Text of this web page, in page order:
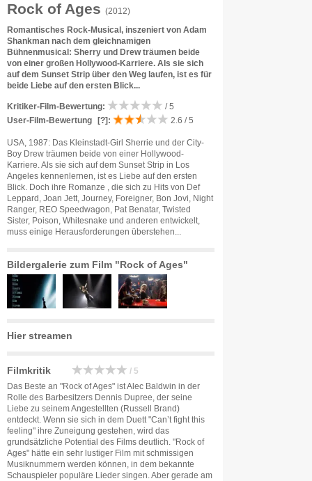
Rock of Ages (2012)
Romantisches Rock-Musical, inszeniert von Adam
Shankman nach dem gleichnamigen
Bühnenmusical: Sherry und Drew träumen beide
von einer großen Hollywood-Karriere. Als sie sich
auf dem Sunset Strip über den Weg laufen, ist es für
beide Liebe auf den ersten Blick...
Kritiker-Film-Bewertung:
/ 5
User-Film-Bewertung
[?] : 2.6 / 5
USA, 1987: Das Kleinstadt-Girl Sherrie und der City-
Boy Drew träumen beide von einer Hollywood-
Karriere. Als sie sich auf dem Sunset Strip in Los
Angeles kennenlernen, ist es Liebe auf den ersten
Blick. Doch ihre Romanze , die sich zu Hits von Def
Leppard, Joan Jett, Journey, Foreigner, Bon Jovi, Night
Ranger, REO Speedwagon, Pat Benatar, Twisted
Sister, Poison, Whitesnake und anderen entwickelt,
muss einige Herausforderungen überstehen...
Bildergalerie zum Film "Rock of Ages"
Hier streamen
Filmkritik / 5
Das Beste an "Rock of Ages" ist Alec Baldwin in der
Rolle des Barbesitzers Dennis Dupree, der seine
Liebe zu seinem Angestellten (Russell Brand)
entdeckt. Wenn sie sich in dem Duett "Can’t fight this
feeling" ihre Zuneigung gestehen, wird das
grundsätzliche Potential des Films deutlich. "Rock of
Ages" hätte ein sehr lustiger Film mit schmissigen
Musiknummern werden können, in dem bekannte
Schauspieler populäre Lieder singen. Aber gerade am